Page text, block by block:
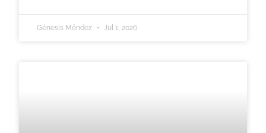
Génesis Méndez Jul 1, 2026